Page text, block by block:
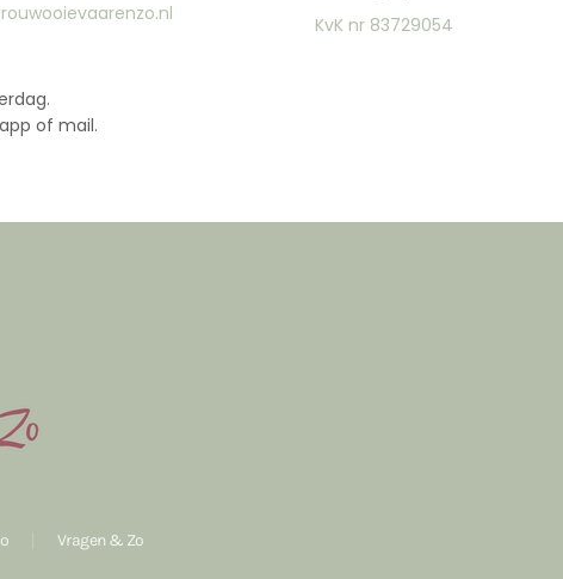
KvK nr 83729054
of mail.
Vragen & Zo